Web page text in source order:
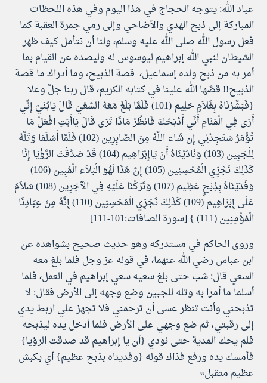
عباد الله: يتوجه الحجاج في هذا اليوم وفي هذه اللحظات
المباركة إلى ذبح الهدي والأضاحي وإلى رمي جمرة العقبة كما
فعل رسول الله صلى الله عليه وسلم، ولنا أن نتأمل كيف ظهر
الشيطان لنبي الله إبراهيم ليوسوس له وليصده عن القيام بما
أمر به من ذبح ولده إسماعيل، قصة الذبيح، وما أدراك ما قصة
الذبيح!! قصَّها الله علينا في كتابه الكريم، قال ربنا جلَّ وعلا
{فَبَشَّرْنَاهُ بِغُلاَمٍ حَلِيم (101) فَلَمَّا بَلَغَ مَعَهُ السَّعْيَ قَالَ يَابُنَيَّ إِنِّي
أَرَى فِي الْمَنَامِ أَنِّي أَذْبَحُكَ فَانظُرْ مَاذَا تَرَى قَالَ يَاأَبَتِ افْعَلْ مَا
تُؤْمَرُ سَتَجِدُنِي إِن شَاء اللَّهُ مِنَ الصَّابِرِين (102) فَلَمَّا أَسْلَمَا وَتَلَّهُ
لِلْجَبِين (103) وَنَادَيْنَاهُ أَنْ يَاإِبْرَاهِيم (104) قَدْ صَدَّقْتَ الرُّؤْيَا إِنَّا
كَذَلِكَ نَجْزِي الْمُحْسِنِين (105) إِنَّ هَذَا لَهُوَ الْبَلاَء الْمُبِين (106)
وَفَدَيْنَاهُ بِذِبْحٍ عَظِيم (107) وَتَرَكْنَا عَلَيْهِ فِي الآخِرِين (108) سَلاَمٌ
عَلَى إِبْرَاهِيم (109) كَذَلِكَ نَجْزِي الْمُحْسِنِين (110) إِنَّهُ مِنْ عِبَادِنَا
الْمُؤْمِنِين (111) } [سورة الصافات:101-111]
وروى الحاكم في مستدركه وهو حديث صحيح بشواهده عن
ابن عباس رضي الله عنهما، في قوله عز وجل فلما بلغ معه
السعي قال: شب حتى بلغ سعيه سعي إبراهيم في العمل، فلما
أسلما ما أمرا به وتله للجبين وضع وجهه إلى الأرض فقال: لا
تذبحني وأنت تنظر عسى أن ترحمني فلا تجهز علي اربط يدي
إلى رقبتي، ثم ضع وجهي على الأرض فلما أدخل يده ليذبحه
فلم يحك المدية حتى نودي {أن يا إبراهيم قد صدقت الرؤيا}
فأمسك يده ورفع فذاك قوله {وفديناه بذبح عظيم} أي بكبش
عظيم متقبل»